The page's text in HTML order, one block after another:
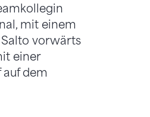
mit einem
vorwärts
einer
dem